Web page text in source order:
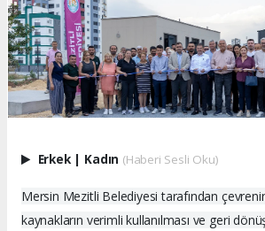
Erkek Kadın (Haberi Sesli Oku)
Mersin Mezitli Belediyesi tarafından
kaynakların verimli kullanılması ve geri